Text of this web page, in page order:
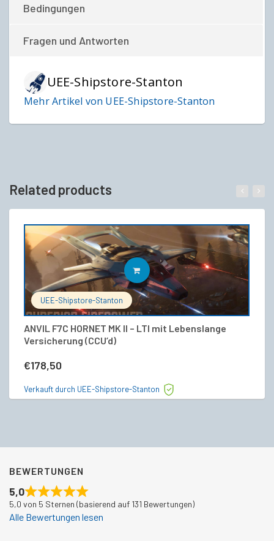
Bedingungen
Fragen und Antworten
UEE-Shipstore-Stanton
Mehr Artikel von UEE-Shipstore-Stanton
Related products
UEE-Shipstore-Stanton
ANVIL F7C HORNET MK II – LTI mit Lebenslange
Versicherung (CCU’d)
€178,50
IN DEN WARENKORB
Verkauft durch UEE-Shipstore-Stanton
BEWERTUNGEN
5,0
5,0 von 5 Sternen (basierend auf 131 Bewertungen)
Alle Bewertungen lesen